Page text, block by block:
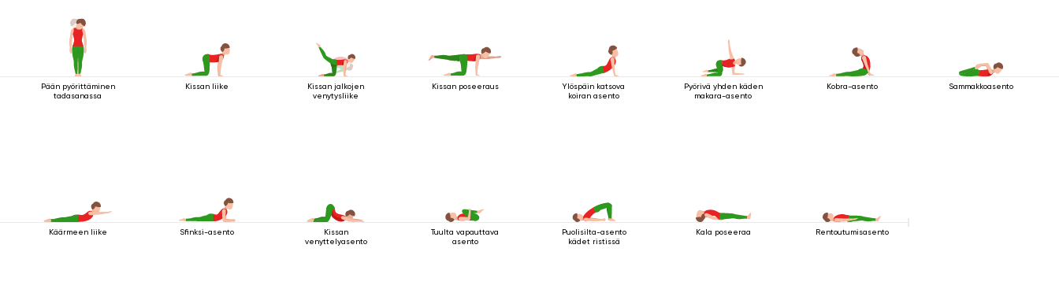
Pään pyörittäminen
tadasanassa
Kissan liike
Kissan jalkojen
venytysliike
Kissan poseeraus
Ylöspäin katsova
koiran asento
Pyörivä yhden käden
makara-asento
Kobra-asento Sammakkoasento
Käärmeen liike Sfinksi-asento
Kissan
venyttelyasento
Tuulta vapauttava
asento
Puolisilta-asento
kädet ristissä
Kala poseeraa Rentoutumisasento